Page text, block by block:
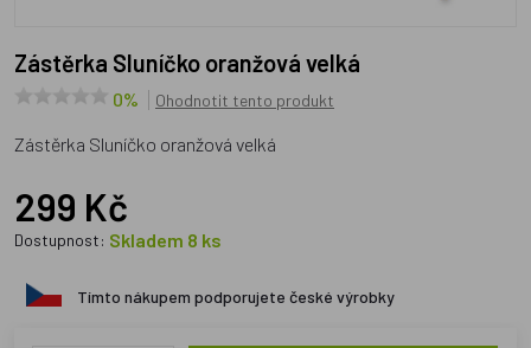
Zástěrka Sluníčko oranžová velká
0% Ohodnotit tento produkt
Zástěrka Sluníčko oranžová velká
299 Kč
Dostupnost: Skladem 8 ks
Tímto nákupem podporujete české výrobky